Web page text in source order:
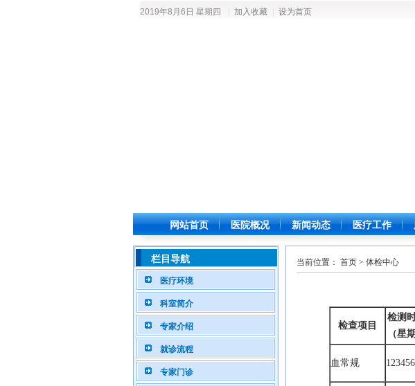
2019年8月6日 星期四 加入收藏 设为首页
网站首页 医院概况 新闻动态 医疗工作
栏目导航
医疗环境
科室简介
专家介绍
就诊流程
专家门诊
当前位置： 首页 > 体检中心
检查项目
检测
（星
血常规